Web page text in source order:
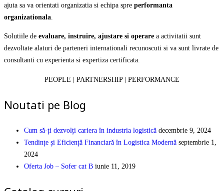
ajuta sa va orientati organizatia si echipa spre performanta
organizationala
Solutiile de evaluare, instruire, ajustare si operare a activitatii sunt
dezvoltate alaturi de parteneri internationali recunoscuti si va sunt livrate de
consultanti cu experienta si expertiza certificata.
PEOPLE | PARTNERSHIP | PERFORMANCE
Noutati pe Blog
Cum să-ți dezvolți cariera în industria logistică decembrie 9, 2024
Tendințe și Eficiență Financiară în Logistica Modernă septembrie 1,
2024
Oferta Job – Sofer cat B iunie 11, 2019